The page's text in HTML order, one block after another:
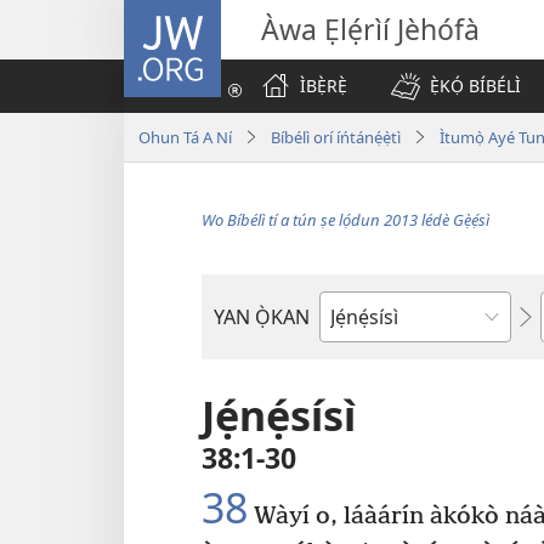
JW.ORG Àwa Ẹlẹ́rìí Jèhófà
ÌBẸ̀RẸ̀
Ẹ̀KỌ́ BÍBÉLÌ
Ohun Tá A Ní Bíbélì orí íńtánẹ́ẹ̀tì Ìtumọ̀ Ayé
Wo Bíbélì tí a tún ṣe lọ́dun 2013 lédè Gẹ̀ẹ́sì
YAN Ọ̀KAN
Ìwé
Jẹ́nẹ́sísì
38:1-30
38 Wàyí o, láàárín àkókò